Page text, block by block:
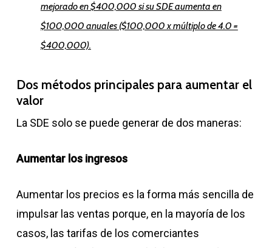
mejorado en $400,000 si su SDE aumenta en
$100,000 anuales ($100,000 x múltiplo de 4.0 =
$400,000).
Dos métodos principales para aumentar el
valor
La SDE solo se puede generar de dos maneras:
Aumentar los ingresos
Aumentar los precios es la forma más sencilla de
impulsar las ventas porque, en la mayoría de los
casos, las tarifas de los comerciantes